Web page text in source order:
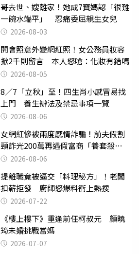
哥去世、嫂離家！她成7寶媽認「很難
一碗水端平」 忍痛委屈親生女兒
2026-08-03
開會照意外變網紅照！女公務員妝容
掀2千則留言 本人怒嗆：化妝有錯嗎
2026-08-05
8／7「立秋」至！四生肖小感冒易找
上門 養生辦法及禁忌事項一覽
2026-08-06
女網紅慘被兩度感情詐騙！前夫假割
頸詐光200萬再遇假富商「養套殺
2000萬」
2026-08-06
提離職竟被逼交「料理秘方」！老闆
扣薪拒發 廚師怒爆料衝上熱搜
2026-07-22
《樓上樓下》重逢前任柯叔元 顏曉
筠未婚挑戰當媽
2026-07-07